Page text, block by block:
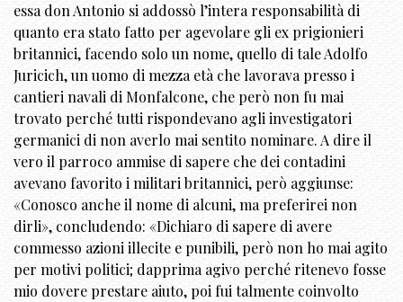
essa don Antonio si addossò l’intera responsabilità di
quanto era stato fatto per agevolare gli ex prigionieri
britannici, facendo solo un nome, quello di tale Adolfo
Juricich, un uomo di mezza età che lavorava presso i
cantieri navali di Monfalcone, che però non fu mai
trovato perché tutti rispondevano agli investigatori
germanici di non averlo mai sentito nominare. A dire il
vero il parroco ammise di sapere che dei contadini
avevano favorito i militari britannici, però aggiunse:
«Conosco anche il nome di alcuni, ma preferirei non
dirli», concludendo: «Dichiaro di sapere di avere
commesso azioni illecite e punibili, però non ho mai agito
per motivi politici; dapprima agivo perché ritenevo fosse
mio dovere prestare aiuto, poi fui talmente coinvolto